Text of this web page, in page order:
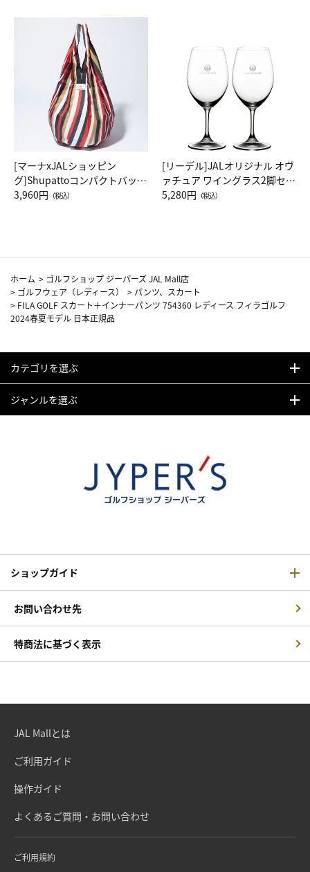
[マーナxJALショッピン
グ]Shupattoコンパクトバッグ
Drop JAL客室乗務員（LC）ス
3,960円 （税込）
[リーデル]JALオリジナル オヴ
ァチュア ワイングラス2脚セッ
ト（レッドワイン）
5,280円 （税込）
ホーム > ゴルフショップ ジーパーズ JAL Mall店
> ゴルフウェア（レディース） > パンツ、スカート
> FILA GOLF スカート＋インナーパンツ 754360 レディース フィラゴルフ
2024春夏モデル 日本正規品
カテゴリを選ぶ
ジャンルを選ぶ
ショップガイド
お問い合わせ先
特商法に基づく表示
JAL Mallとは
ご利用ガイド
操作ガイド
よくあるご質問・お問い合わせ
ご利用規約